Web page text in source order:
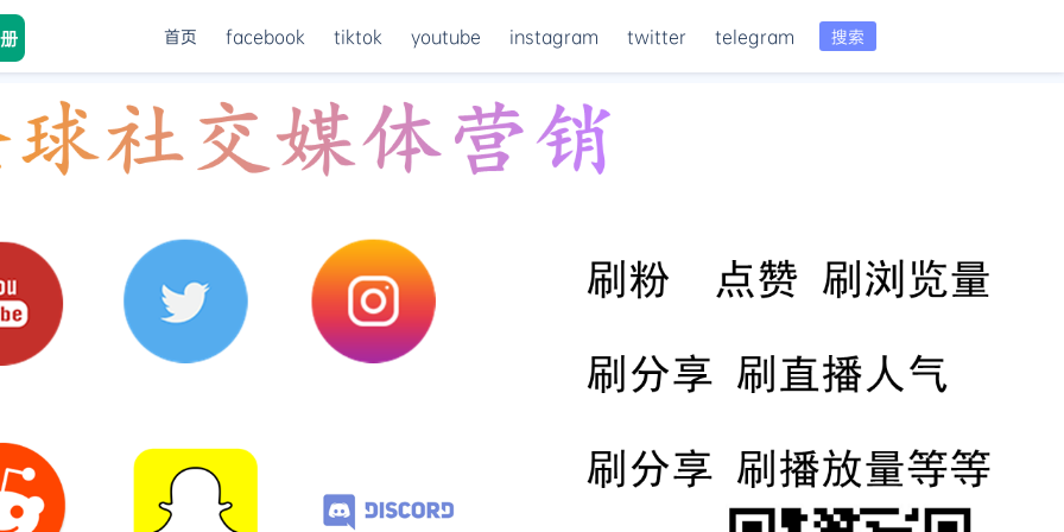
搜索
首页 facebook tiktok youtube instagram twitter telegram